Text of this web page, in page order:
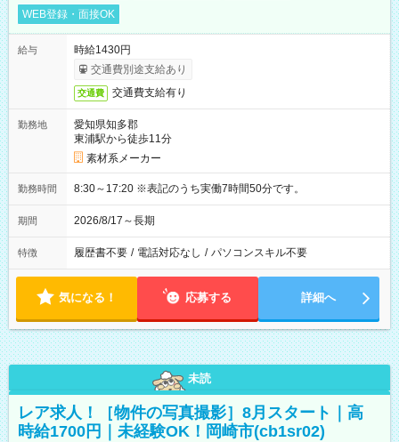
WEB登録・面接OK
給与
時給1430円
交通費別途支給あり
交通費 交通費支給有り
勤務地
愛知県知多郡
東浦駅から徒歩11分
素材系メーカー
勤務時間 8:30～17:20 ※表記のうち実働7時間50分です。
期間 2026/8/17～長期
特徴 履歴書不要 / 電話対応なし / パソコンスキル不要
気になる！ 応募する 詳細へ
未読
レア求人！［物件の写真撮影］8月スタート｜高
時給1700円｜未経験OK！岡崎市(cb1sr02)